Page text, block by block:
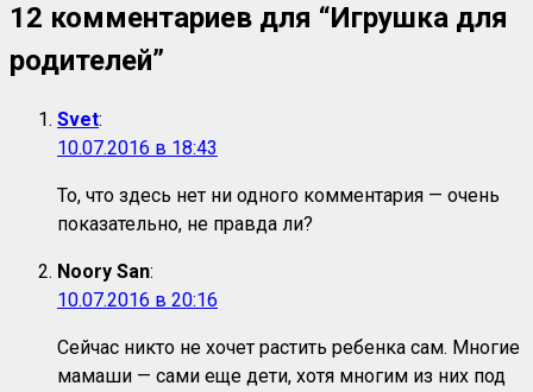
12 комментариев для “Игрушка для
родителей”
Svet:
10.07.2016 в 18:43
То, что здесь нет ни одного комментария — очень
показательно, не правда ли?
Noory San:
10.07.2016 в 20:16
Сейчас никто не хочет растить ребенка сам. Многие
мамаши — сами еще дети, хотя многим из них под